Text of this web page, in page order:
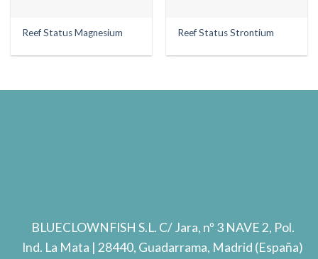
Reef Status Magnesium Reef Status Strontium
BLUECLOWNFISH S.L. C/ Jara, nº 3 NAVE 2, Pol.
Ind. La Mata | 28440, Guadarrama, Madrid (España)